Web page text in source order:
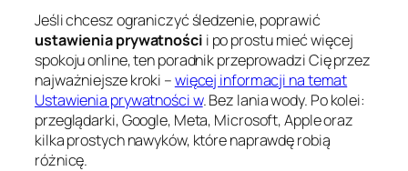
Jeśli chcesz ograniczyć śledzenie, poprawić
ustawienia prywatności i po prostu mieć więcej
spokoju online, ten poradnik przeprowadzi Cię przez
najważniejsze kroki –więcej informacji na temat
Ustawienia prywatności w. Bez lania wody. Po kolei:
przeglądarki, Google, Meta, Microsoft, Apple oraz
kilka prostych nawyków, które naprawdę robią
różnicę.